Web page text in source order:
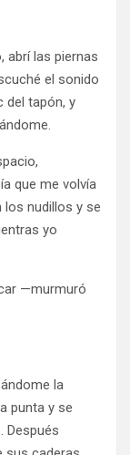
abrí las piernas
el sonido
del tapón, y
que me volvía
nudillos y se
yo
—murmuró
la
punta y se
Después